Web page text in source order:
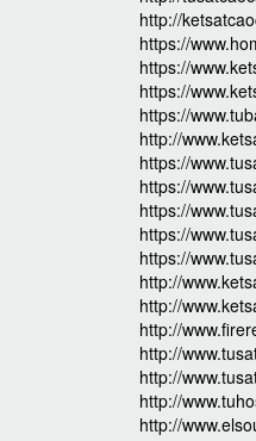
http://
https://
https://
https://
https://
http://
https://
https://
https://
https://
https://
http://
http://
http://
http://
http://
http://
http://